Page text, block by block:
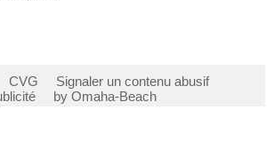
CVG
Signaler un contenu abusif
by Omaha-Beach